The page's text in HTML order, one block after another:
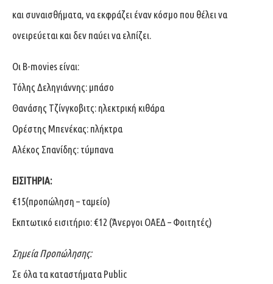
και συναισθήματα, να εκφράζει έναν κόσμο που θέλει να
ονειρεύεται και δεν παύει να ελπίζει.
Οι B-movies είναι:
Τόλης Δεληγιάννης: μπάσο
Θανάσης Τζίνγκοβιτς: ηλεκτρική κιθάρα
Ορέστης Μπενέκας: πλήκτρα
Αλέκος Σπανίδης: τύμπανα
ΕΙΣΙΤΗΡΙΑ:
€15(προπώληση – ταμείο)
Εκπτωτικό εισιτήριο: €12 (Άνεργοι ΟΑΕΔ – Φοιτητές)
Σημεία Προπώλησης:
Σε όλα τα καταστήματα Public